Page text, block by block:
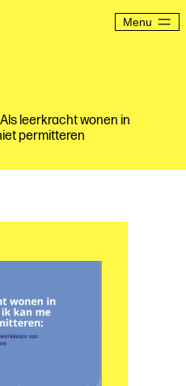
Menu
leerkracht wonen in
permitteren